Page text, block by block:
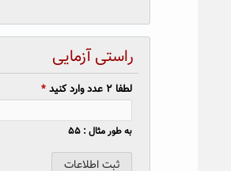
راستی آزمایی
لطفا ۲ عدد وارد کنید *
به طور مثال : ۵۵